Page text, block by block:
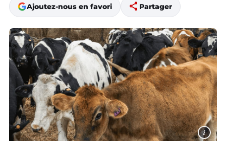
Ajoutez-nous en favori share Partager
i